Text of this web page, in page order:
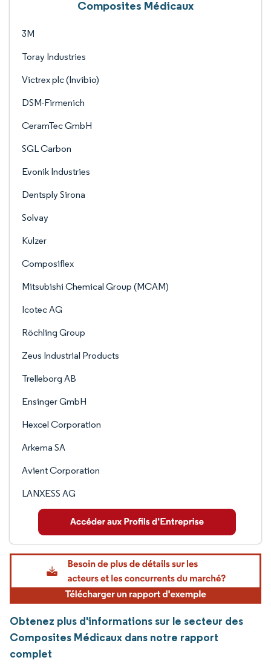
Composites Médicaux
3M
Toray Industries
Victrex plc (Invibio)
DSM-Firmenich
CeramTec GmbH
SGL Carbon
Evonik Industries
Dentsply Sirona
Solvay
Kulzer
Composiflex
Mitsubishi Chemical Group (MCAM)
Icotec AG
Röchling Group
Zeus Industrial Products
Trelleborg AB
Ensinger GmbH
Hexcel Corporation
Arkema SA
Avient Corporation
LANXESS AG
Obtenez plus d'informations sur le secteur des
Composites Médicaux dans notre rapport
complet